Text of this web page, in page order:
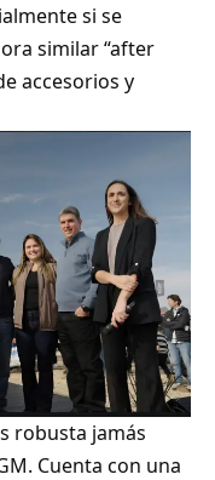
si se
similar “after
accesorios y
robusta jamás
Cuenta con una